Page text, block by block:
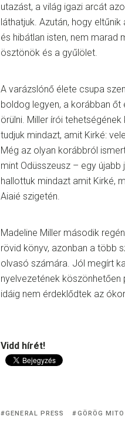
utazást, a világ igazi arcát
láthatjuk. Azután, hogy
és hibátlan isten, nem marad
ösztönök és a gyűlölet.
A varázslónő élete csupa
boldog legyen, a korábban
örülni. Miller írói
tudjuk mindazt, amit Kirké:
Még az olyan korábbról
mint Odüsszeusz – egy
hallottuk mindazt amit Kirké,
Aiaié szigetén.
Madeline Miller második
rövid könyv, azonban a több
olvasó számára. Jól megírt
nyelvezetének
idáig nem érdeklődtek az
Vidd hírét!
GENERAL PRESS GÖRÖG